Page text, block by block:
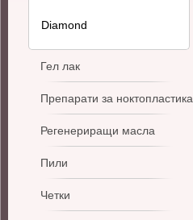
Diamond
Гел лак
Препарати за ноктопластика
Регенериращи масла
Пили
Четки